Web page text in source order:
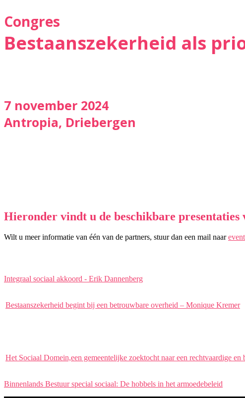
Congres
Bestaanszekerheid als
7 november 2024
Antropia, Driebergen
Hieronder vindt u de beschikbare
Wilt u meer informatie van één van de partners, stuur dan een mail naar
Integraal sociaal akkoord - Erik Dannenberg
Bestaanszekerheid begint bij een betrouwbare overheid – Monique Kremer
Het Sociaal Domein,een gemeentelijke zoektocht naar een rechtvaardige
Binnenlands Bestuur special sociaal: De hobbels in het armoedebeleid